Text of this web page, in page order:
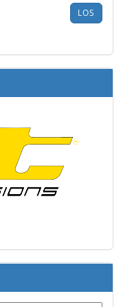
LOS